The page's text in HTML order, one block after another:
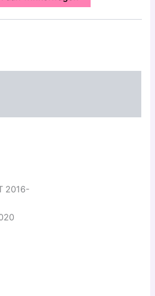
2016-